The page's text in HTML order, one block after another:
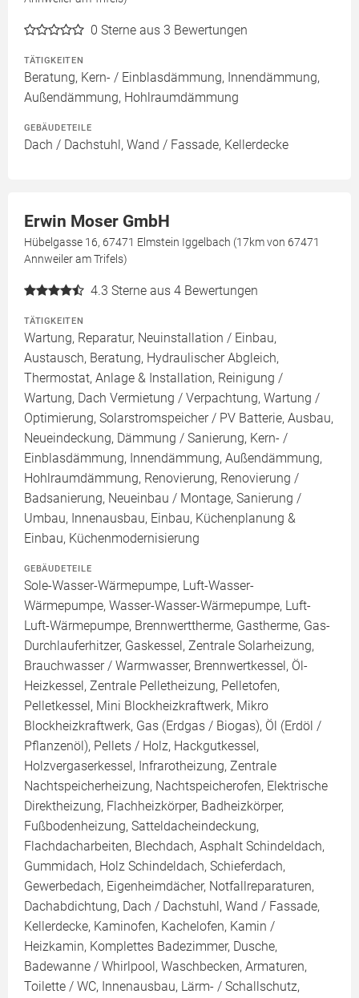
0 Sterne aus 3 Bewertungen
TÄTIGKEITEN
Beratung, Kern- / Einblasdämmung, Innendämmung,
Außendämmung, Hohlraumdämmung
GEBÄUDETEILE
Dach / Dachstuhl, Wand / Fassade, Kellerdecke
Erwin Moser GmbH
Hübelgasse 16, 67471 Elmstein Iggelbach (17km von 67471
Annweiler am Trifels)
4.3 Sterne aus 4 Bewertungen
TÄTIGKEITEN
Wartung, Reparatur, Neuinstallation / Einbau,
Austausch, Beratung, Hydraulischer Abgleich,
Thermostat, Anlage & Installation, Reinigung /
Wartung, Dach Vermietung / Verpachtung, Wartung /
Optimierung, Solarstromspeicher / PV Batterie, Ausbau,
Neueindeckung, Dämmung / Sanierung, Kern- /
Einblasdämmung, Innendämmung, Außendämmung,
Hohlraumdämmung, Renovierung, Renovierung /
Badsanierung, Neueinbau / Montage, Sanierung /
Umbau, Innenausbau, Einbau, Küchenplanung &
Einbau, Küchenmodernisierung
GEBÄUDETEILE
Sole-Wasser-Wärmepumpe, Luft-Wasser-
Wärmepumpe, Wasser-Wasser-Wärmepumpe, Luft-
Luft-Wärmepumpe, Brennwerttherme, Gastherme, Gas-
Durchlauferhitzer, Gaskessel, Zentrale Solarheizung,
Brauchwasser / Warmwasser, Brennwertkessel, Öl-
Heizkessel, Zentrale Pelletheizung, Pelletofen,
Pelletkessel, Mini Blockheizkraftwerk, Mikro
Blockheizkraftwerk, Gas (Erdgas / Biogas), Öl (Erdöl /
Pflanzenöl), Pellets / Holz, Hackgutkessel,
Holzvergaserkessel, Infrarotheizung, Zentrale
Nachtspeicherheizung, Nachtspeicherofen, Elektrische
Direktheizung, Flachheizkörper, Badheizkörper,
Fußbodenheizung, Satteldacheindeckung,
Flachdacharbeiten, Blechdach, Asphalt Schindeldach,
Gummidach, Holz Schindeldach, Schieferdach,
Gewerbedach, Eigenheimdächer, Notfallreparaturen,
Dachabdichtung, Dach / Dachstuhl, Wand / Fassade,
Kellerdecke, Kaminofen, Kachelofen, Kamin /
Heizkamin, Komplettes Badezimmer, Dusche,
Badewanne / Whirlpool, Waschbecken, Armaturen,
Toilette / WC, Innenausbau, Lärm- / Schallschutz,